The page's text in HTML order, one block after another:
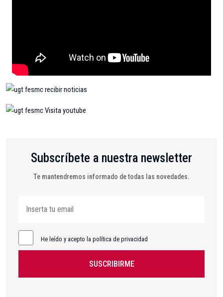
Subscríbete a nuestra newsletter
Te mantendremos informado de todas las novedades.
He leído y acepto la política de privacidad
SUSCRIBIRME